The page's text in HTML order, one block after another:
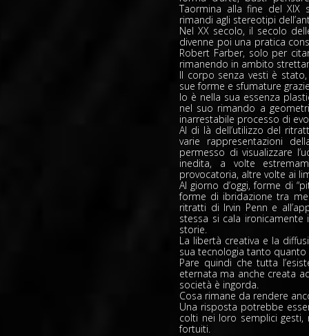
Taormina alla fine del XIX
rimandi agli stereotipi
Nel XX secolo, il secolo
divenne poi una pratica
Robert Farber, solo per
rimanendo in ambito
Il corpo senza vesti è
sue forme e sfumature
lo è nella sua essenza
nel suo rimando a
inarrestabile processo di
Al di là dell’utilizzo del
varie rappresentazioni
permesso di visualizzare
inedita, a volte
provocatoria, altre volte ai
Al giorno d’oggi, forme di
forme di ibridazione tra
ritratti di Irvin Penn e
stessa si cala
storie.
La libertà creativa e la
sua tecnologia tanto
Pare quindi che tutta
eternata ma anche creata
società è ingorda.
Cosa rimane da rendere
Una risposta potrebbe
colti nei loro semplici
fortuiti.